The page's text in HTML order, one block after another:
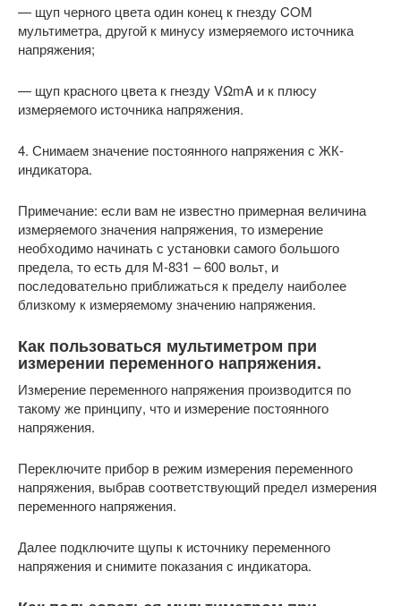
— щуп черного цвета один конец к гнезду COM
мультиметра, другой к минусу измеряемого источника
напряжения;
— щуп красного цвета к гнезду VΩmA и к плюсу
измеряемого источника напряжения.
4. Снимаем значение постоянного напряжения с ЖК-
индикатора.
Примечание: если вам не известно примерная величина
измеряемого значения напряжения, то измерение
необходимо начинать с установки самого большого
предела, то есть для М-831 – 600 вольт, и
последовательно приближаться к пределу наиболее
близкому к измеряемому значению напряжения.
Как пользоваться мультиметром при
измерении переменного напряжения.
Измерение переменного напряжения производится по
такому же принципу, что и измерение постоянного
напряжения.
Переключите прибор в режим измерения переменного
напряжения, выбрав соответствующий предел измерения
переменного напряжения.
Далее подключите щупы к источнику переменного
напряжения и снимите показания с индикатора.